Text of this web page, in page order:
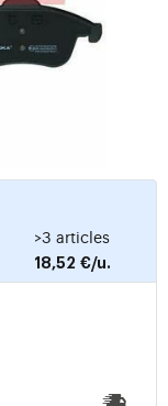
>3 articles
18,52 €/u.